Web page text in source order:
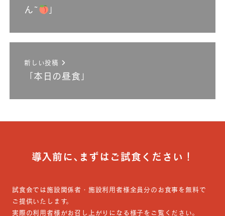
ん~
」
新しい投稿
「本日の昼食」
導入前に､まずはご試食ください！
試食会では施設関係者・施設利用者様全員分のお食事を無料で
ご提供いたします。
実際の利用者様がお召し上がりになる様子をご覧ください。